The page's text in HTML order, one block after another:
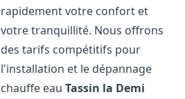
rapidement votre confort et
votre tranquillité. Nous offrons
des tarifs compétitifs pour
l'installation et le dépannage
chauffe eauTassin la Demi